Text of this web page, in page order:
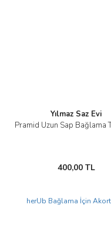
Yılmaz Saz Evi
Pramid Uzun Sap Bağlama
400,00 TL